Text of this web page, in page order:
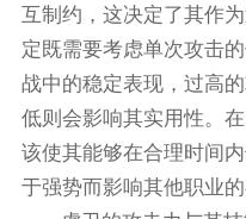
互制约，这决定了其作
定既需要考虑单次攻击
战中的稳定表现，过高
低则会影响其实用性。
该使其能够在合理时间
于强势而影响其他职业的